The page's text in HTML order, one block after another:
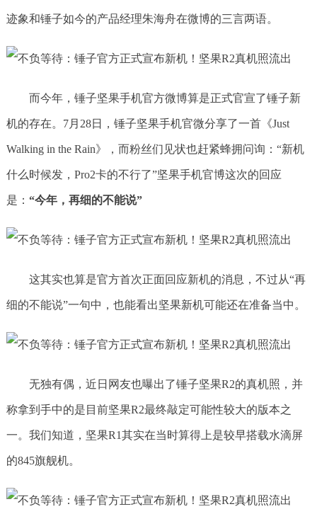
迹象和锤子如今的产品经理朱海舟在微博的三言两语。
而今年，锤子坚果手机官方微博算是正式官宣了锤子新
机的存在。7月28日，锤子坚果手机官微分享了一首《Just
Walking in the Rain》，而粉丝们见状也赶紧蜂拥问询：“新机
什么时候发，Pro2卡的不行了”坚果手机官博这次的回应
是： “今年，再细的不能说”
这其实也算是官方首次正面回应新机的消息，不过从“再
细的不能说”一句中，也能看出坚果新机可能还在准备当中。
​无独有偶，近日网友也曝出了锤子坚果R2的真机照，并
称拿到手中的是目前坚果R2最终敲定可能性较大的版本之
一。我们知道，坚果R1其实在当时算得上是较早搭载水滴屏
的845旗舰机。